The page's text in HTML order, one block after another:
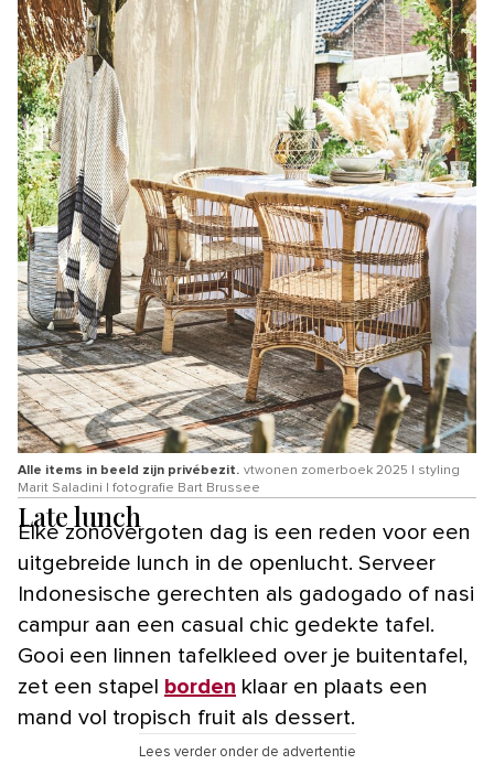
Alle items in beeld zijn privébezit. vtwonen zomerboek 2025 | styling
Marit Saladini | fotografie Bart Brussee
Late lunch
Elke zonovergoten dag is een reden voor een
uitgebreide lunch in de openlucht. Serveer
Indonesische gerechten als gadogado of nasi
campur aan een casual chic gedekte tafel.
Gooi een linnen tafelkleed over je buitentafel,
zet een stapel
borden klaar en plaats een
mand vol tropisch fruit als dessert.
Lees verder onder de advertentie